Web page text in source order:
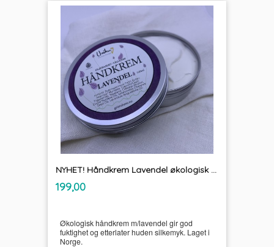
NYHET! Håndkrem Lavendel økologisk Unikum
Pris
199,00inkl.
mva.
Økologisk håndkrem m/lavendel gir god
fuktighet og etterlater huden silkemyk. Laget i
Norge.